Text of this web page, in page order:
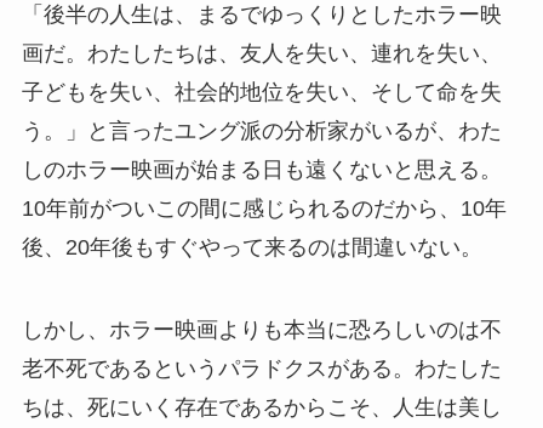
「後半の人生は、まるでゆっくりとしたホラー映
画だ。わたしたちは、友人を失い、連れを失い、
子どもを失い、社会的地位を失い、そして命を失
う。」と言ったユング派の分析家がいるが、わた
しのホラー映画が始まる日も遠くないと思える。
10年前がついこの間に感じられるのだから、10年
後、20年後もすぐやって来るのは間違いない。
しかし、ホラー映画よりも本当に恐ろしいのは不
老不死であるというパラドクスがある。わたした
ちは、死にいく存在であるからこそ、人生は美し